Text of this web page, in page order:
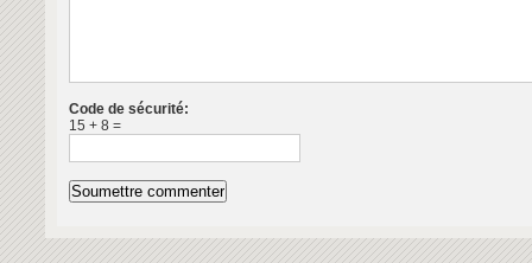
Code de sécurité:
15 + 8 =